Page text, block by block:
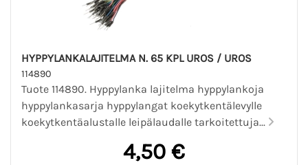
HYPPYLANKALAJITELMA N. 65 KPL UROS / UROS
114890
Tuote 114890. Hyppylanka lajitelma hyppylankoja
hyppylankasarja hyppylangat koekytkentälevylle
koekytkentäalustalle leipälaudalle tarkoitettuja...
4,50 €